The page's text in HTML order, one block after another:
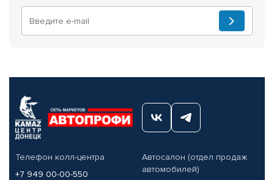
Телефон колл-центра
+7 949 00-00-550
Автосалон (отдел продаж
автомобилей)